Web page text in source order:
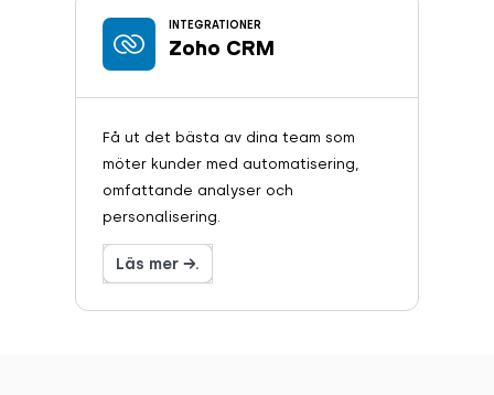
INTEGRATIONER
Zoho CRM
Få ut det bästa av dina team som
möter kunder med automatisering,
omfattande analyser och
personalisering.
Läs mer →.